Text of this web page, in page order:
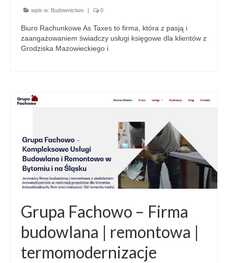
wpis w: Budownictwo | 0
Biuro Rachunkowe As Taxes to firma, która z pasją i
zaangażowaniem świadczy usługi księgowe dla klientów z
Grodziska Mazowieckiego i
Grupa Fachowo – Firma
budowlana | remontowa |
termomodernizacje